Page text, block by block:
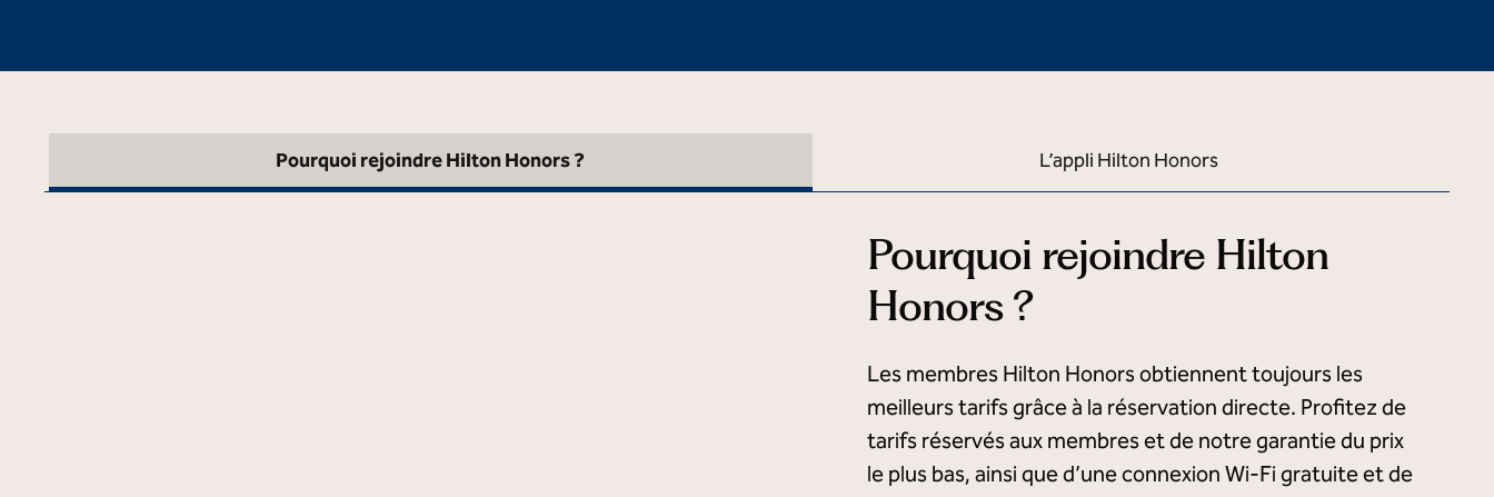
Pourquoi rejoindre Hilton Honors ? L’appli Hilton Honors
Pourquoi rejoindre Hilton
Honors ?
Les membres Hilton Honors obtiennent toujours les
meilleurs tarifs grâce à la réservation directe. Profitez de
tarifs réservés aux membres et de notre garantie du prix
le plus bas, ainsi que d’une connexion Wi-Fi gratuite et de